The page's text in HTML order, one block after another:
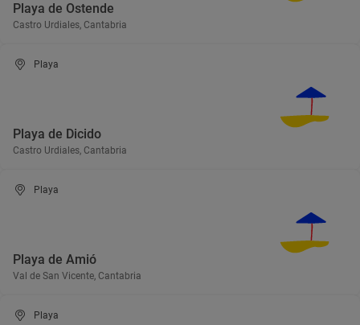
Playa de Ostende
Castro Urdiales, Cantabria
Playa
Playa de Dicido
Castro Urdiales, Cantabria
Playa
Playa de Amió
Val de San Vicente, Cantabria
Playa